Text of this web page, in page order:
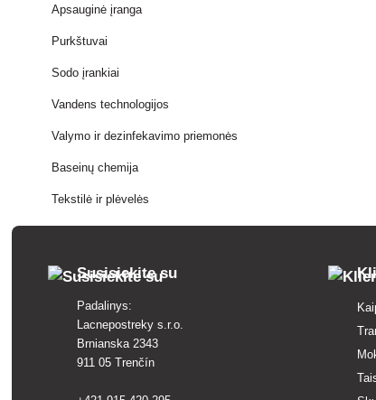
Apsauginė įranga
Purkštuvai
Sodo įrankiai
Vandens technologijos
Valymo ir dezinfekavimo priemonės
Baseinų chemija
Tekstilė ir plėvelės
Susisiekite su
Padalinys:
Lacnepostreky s.r.o.
Brnianska 2343
911 05 Trenčín